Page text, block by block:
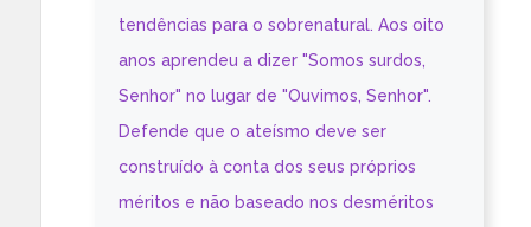
tendências para o sobrenatural. Aos oito
anos aprendeu a dizer "Somos surdos,
Senhor" no lugar de "Ouvimos, Senhor".
Defende que o ateísmo deve ser
construído à conta dos seus próprios
méritos e não baseado nos desméritos